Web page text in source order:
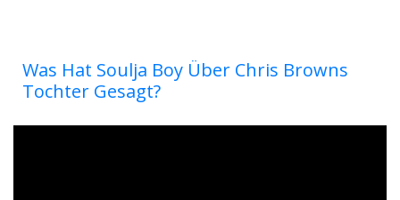
Was Hat Soulja Boy Über Chris Browns
Tochter Gesagt?